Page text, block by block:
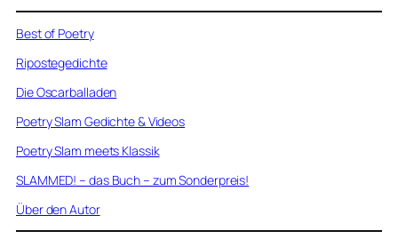
Best of Poetry
Ripostegedichte
Die Oscarballaden
Poetry Slam Gedichte & Videos
Poetry Slam meets Klassik
SLAMMED! – das Buch – zum Sonderpreis!
Über den Autor